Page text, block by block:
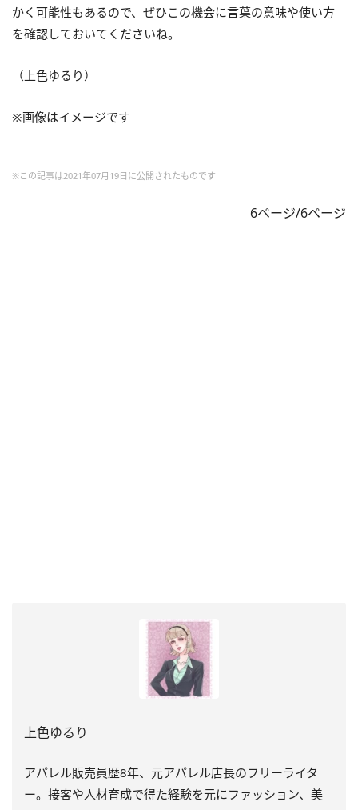
かく可能性もあるので、ぜひこの機会に言葉の意味や使い方
を確認しておいてくださいね。
（上色ゆるり）
※画像はイメージです
※この記事は2021年07月19日に公開されたものです
6ページ/6ページ
上色ゆるり
アパレル販売員歴8年、元アパレル店長のフリーライタ
ー。接客や人材育成で得た経験を元にファッション、美